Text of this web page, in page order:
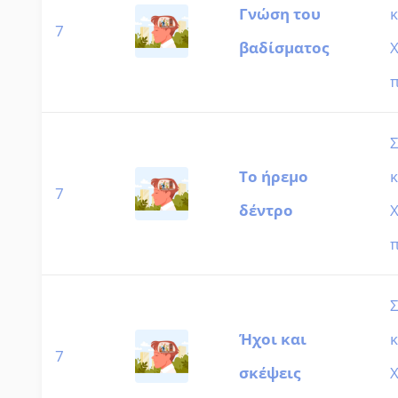
7
Γνώση του
βαδίσματος
7
Το ήρεμο
δέντρο
7
Ήχοι και
σκέψεις